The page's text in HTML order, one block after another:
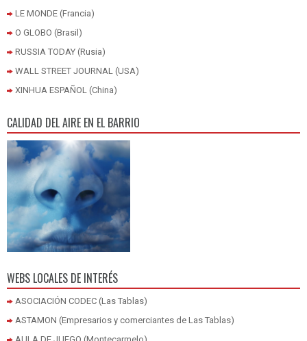
LE MONDE (Francia)
O GLOBO (Brasil)
RUSSIA TODAY (Rusia)
WALL STREET JOURNAL (USA)
XINHUA ESPAÑOL (China)
CALIDAD DEL AIRE EN EL BARRIO
WEBS LOCALES DE INTERÉS
ASOCIACIÓN CODEC (Las Tablas)
ASTAMON (Empresarios y comerciantes de Las Tablas)